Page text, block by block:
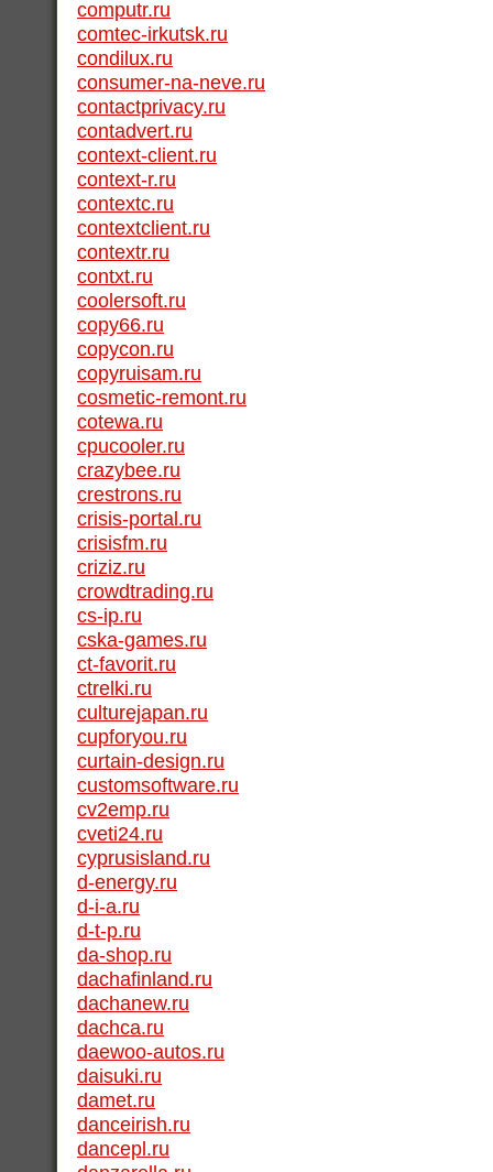
computr.ru
comtec-irkutsk.ru
condilux.ru
consumer-na-neve.ru
contactprivacy.ru
contadvert.ru
context-client.ru
context-r.ru
contextc.ru
contextclient.ru
contextr.ru
contxt.ru
coolersoft.ru
copy66.ru
copycon.ru
copyruisam.ru
cosmetic-remont.ru
cotewa.ru
cpucooler.ru
crazybee.ru
crestrons.ru
crisis-portal.ru
crisisfm.ru
criziz.ru
crowdtrading.ru
cs-ip.ru
cska-games.ru
ct-favorit.ru
ctrelki.ru
culturejapan.ru
cupforyou.ru
curtain-design.ru
customsoftware.ru
cv2emp.ru
cveti24.ru
cyprusisland.ru
d-energy.ru
d-i-a.ru
d-t-p.ru
da-shop.ru
dachafinland.ru
dachanew.ru
dachca.ru
daewoo-autos.ru
daisuki.ru
damet.ru
danceirish.ru
dancepl.ru